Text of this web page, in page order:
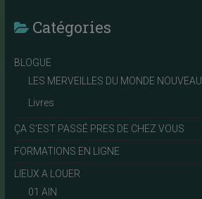
Catégories
BLOGUE
LES MERVEILLES DU MONDE NOUVEAU
Livres
ÇA S'EST PASSÉ PRES DE CHEZ VOUS
FORMATIONS EN LIGNE
LIEUX A LOUER
01 AIN